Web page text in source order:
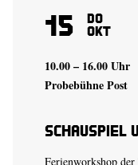
15 Do
Okt
10.00 – 16.00 Uhr
Probebühne Post
Schauspiel
Ferienworkshop